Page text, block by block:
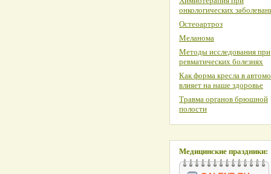
онкологических
Остеоартроз
Меланома
Методы исследования при
ревматических болезнях
Как форма кресла в
влияет на наше здоровье
Травма органов брюшной
полости
Медицинские праздники: